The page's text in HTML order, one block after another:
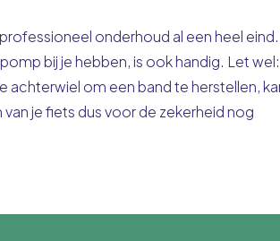
onderhoud al een heel eind.
bij je hebben, is ook handig. Let wel:
achterwiel om een band te herstellen,
je fiets dus voor de zekerheid nog